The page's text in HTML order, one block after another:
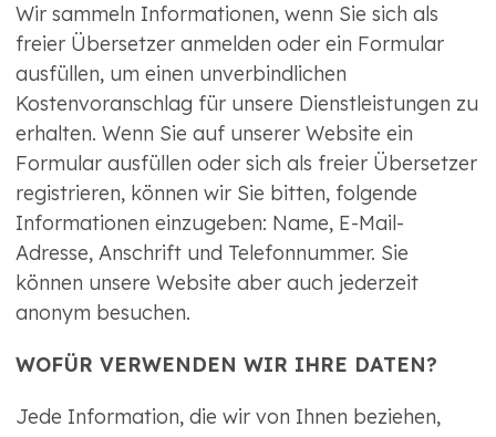
Wir sammeln Informationen, wenn Sie sich als
freier Übersetzer anmelden oder ein Formular
ausfüllen, um einen unverbindlichen
Kostenvoranschlag für unsere Dienstleistungen zu
erhalten. Wenn Sie auf unserer Website ein
Formular ausfüllen oder sich als freier Übersetzer
registrieren, können wir Sie bitten, folgende
Informationen einzugeben: Name, E-Mail-
Adresse, Anschrift und Telefonnummer. Sie
können unsere Website aber auch jederzeit
anonym besuchen.
WOFÜR VERWENDEN WIR IHRE DATEN?
Jede Information, die wir von Ihnen beziehen,